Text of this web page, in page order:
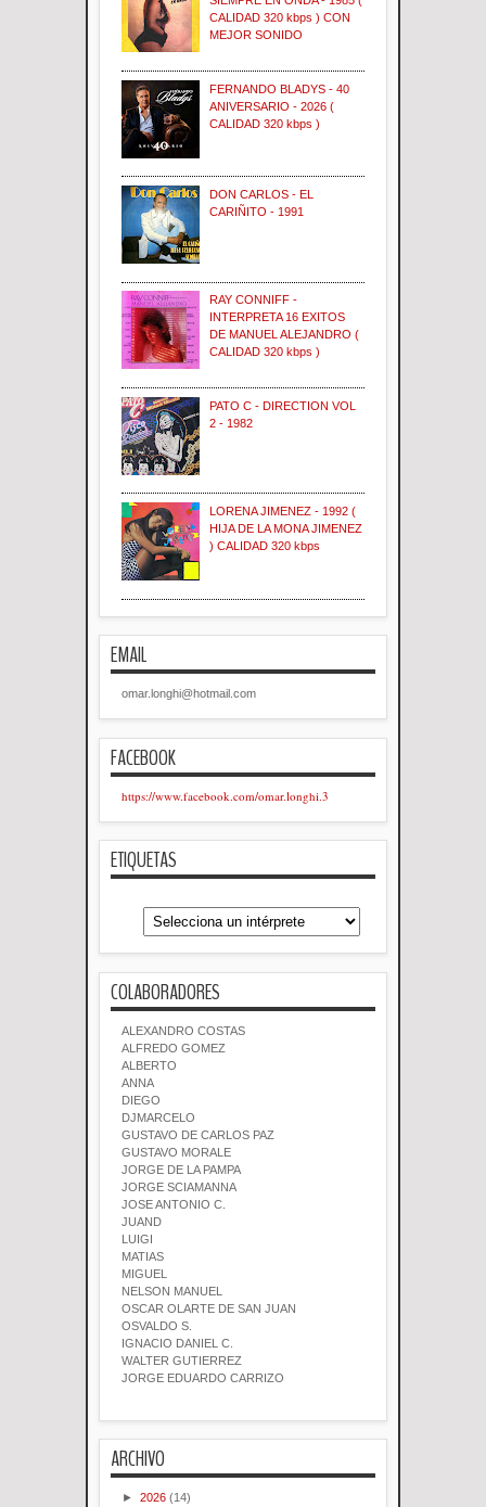
CALIDAD 320 kbps ) CON
MEJOR SONIDO
FERNANDO BLADYS - 40
ANIVERSARIO - 2026 (
CALIDAD 320 kbps )
DON CARLOS - EL
CARIÑITO - 1991
RAY CONNIFF -
INTERPRETA 16 EXITOS
DE MANUEL ALEJANDRO (
CALIDAD 320 kbps )
PATO C - DIRECTION VOL
2 - 1982
LORENA JIMENEZ - 1992 (
HIJA DE LA MONA JIMENEZ
) CALIDAD 320 kbps
EMAIL
omar.longhi@hotmail.com
FACEBOOK
https://www.facebook.com/omar.longhi.3
ETIQUETAS
COLABORADORES
ALEXANDRO COSTAS
ALFREDO GOMEZ
ALBERTO
ANNA
DIEGO
DJMARCELO
GUSTAVO DE CARLOS PAZ
GUSTAVO MORALE
JORGE DE LA PAMPA
JORGE SCIAMANNA
JOSE ANTONIO C.
JUAND
LUIGI
MATIAS
MIGUEL
NELSON MANUEL
OSCAR OLARTE DE SAN JUAN
OSVALDO S.
IGNACIO DANIEL C.
WALTER GUTIERREZ
JORGE EDUARDO CARRIZO
ARCHIVO
► 2026 (14)